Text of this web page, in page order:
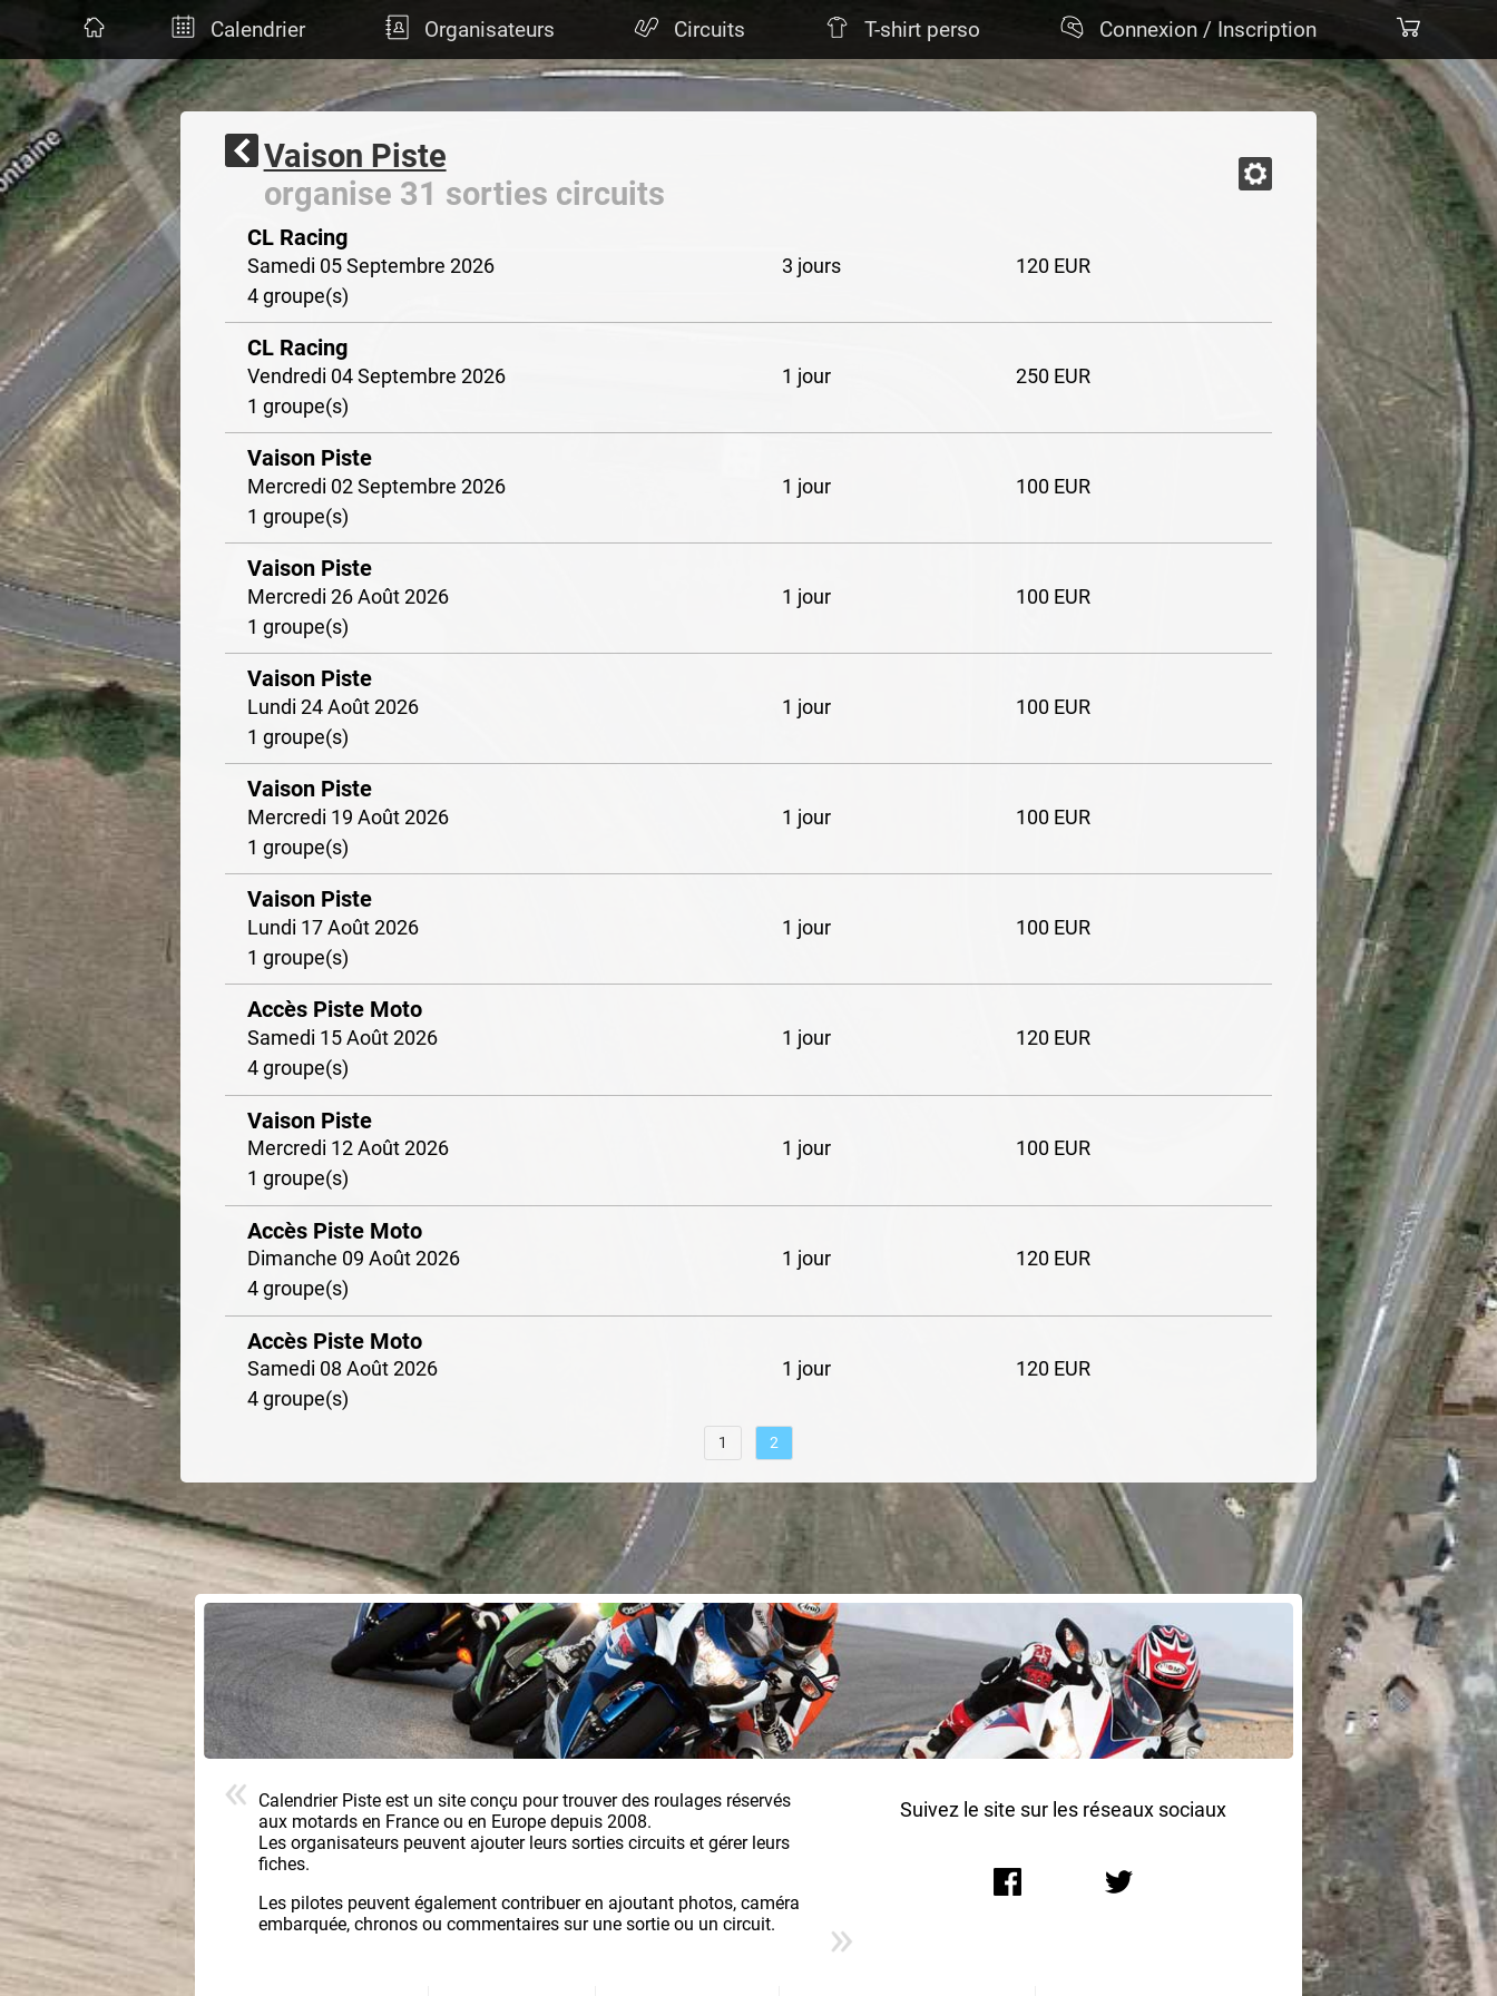
Calendrier Organisateurs Circuits T-shirt perso Connexion / Inscription
Vaison Piste
organise 31 sorties circuits
CL Racing
Samedi 05 Septembre 2026 3 jours
120 EUR
4 groupe(s)
CL Racing
Vendredi 04 Septembre 2026 1 jour
250 EUR
1 groupe(s)
Vaison Piste
Mercredi 02 Septembre 2026 1 jour
100 EUR
1 groupe(s)
Vaison Piste
Mercredi 26 Août 2026 1 jour
100 EUR
1 groupe(s)
Vaison Piste
Lundi 24 Août 2026 1 jour
100 EUR
1 groupe(s)
Vaison Piste
Mercredi 19 Août 2026 1 jour
100 EUR
1 groupe(s)
Vaison Piste
Lundi 17 Août 2026 1 jour
100 EUR
1 groupe(s)
Accès Piste Moto
Samedi 15 Août 2026 1 jour
120 EUR
4 groupe(s)
Vaison Piste
Mercredi 12 Août 2026 1 jour
100 EUR
1 groupe(s)
Accès Piste Moto
Dimanche 09 Août 2026 1 jour
120 EUR
4 groupe(s)
Accès Piste Moto
Samedi 08 Août 2026 1 jour
120 EUR
4 groupe(s)
1 2
Calendrier Piste est un site conçu pour trouver des roulages réservés
aux motards en France ou en Europe depuis 2008.
Les organisateurs peuvent ajouter leurs sorties circuits et gérer leurs
fiches.
Les pilotes peuvent également contribuer en ajoutant photos, caméra
embarquée, chronos ou commentaires sur une sortie ou un circuit.
Suivez le site sur les réseaux sociaux